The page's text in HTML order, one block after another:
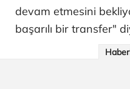
devam etmesini
başarılı bir transfer"